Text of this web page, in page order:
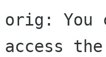
orig: You
access the